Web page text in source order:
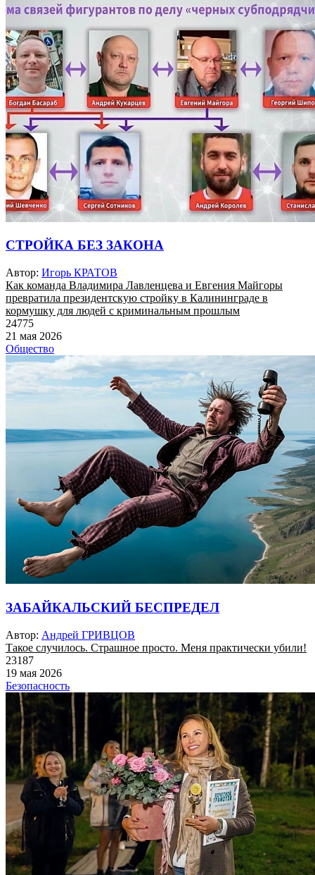
СТРОЙКА БЕЗ ЗАКОНА
Автор: Игорь КРАТОВ
Как команда Владимира Лавленцева и Евгения Майгоры
превратила президентскую стройку в Калининграде в
кормушку для людей с криминальным прошлым
24775
21 мая 2026
Общество
ЗАБАЙКАЛЬСКИЙ БЕСПРЕДЕЛ
Автор: Андрей ГРИВЦОВ
Такое случилось. Страшное просто. Меня практически убили!
23187
19 мая 2026
Безопасность